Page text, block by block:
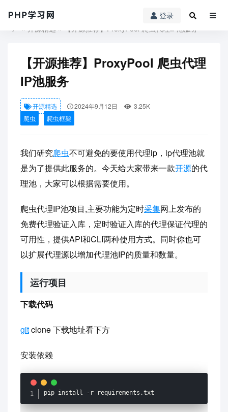
登录
PHP学习网
» 开源精选 » 【开源推荐】ProxyPool 爬虫代理IP池服务
【开源推荐】ProxyPool 爬虫代理
IP池服务
开源精选 2024年9月12日
3.25K
爬虫
爬虫框架
我们研究爬虫不可避免的要使用代理ip，ip代理池就
是为了提供此服务的。今天给大家带来一款开源的代
理池，大家可以根据需要使用。
爬虫代理IP池项目,主要功能为定时采集网上发布的
免费代理验证入库，定时验证入库的代理保证代理的
可用性，提供API和CLI两种使用方式。同时你也可
以扩展代理源以增加代理池IP的质量和数量。
运行项目
下载代码
gitclone 下载地址看下方
安装依赖
pip install - r requirements .txt